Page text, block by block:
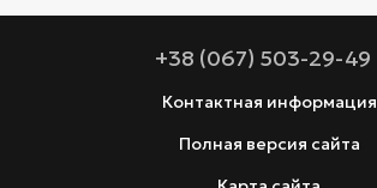
+38 (067) 503-29-49
Контактная информация
Полная версия сайта